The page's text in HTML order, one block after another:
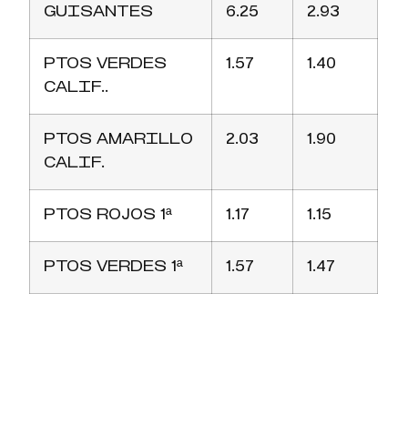
GUISANTES 6.25 2.93
PTOS VERDES
CALIF..
1.57 1.40
PTOS AMARILLO
CALIF.
2.03 1.90
PTOS ROJOS 1ª 1.17 1.15
PTOS VERDES 1ª 1.57 1.47